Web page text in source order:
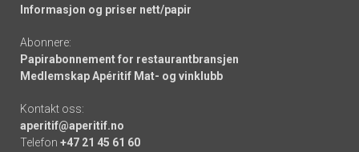
Informasjon og priser nett/papir
Abonnere:
Papirabonnement for restaurantbransjen
Medlemskap Apéritif Mat- og vinklubb
Kontakt oss:
aperitif@aperitif.no
Telefon +47 21 45 61 60